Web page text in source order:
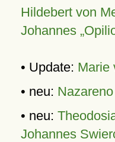
Hildebert von
Johannes
• Update: Marie
• neu:
• neu:
Johannes